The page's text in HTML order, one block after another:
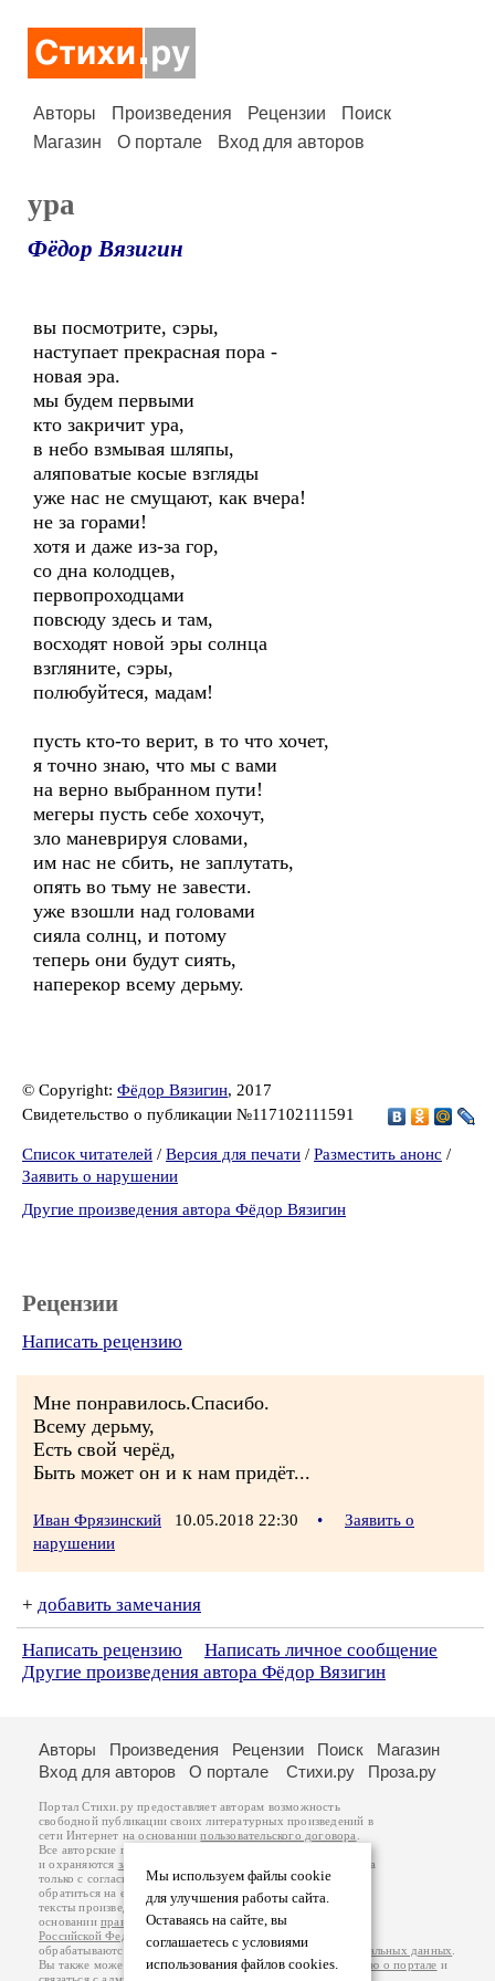
Авторы Произведения Рецензии
Поиск
Магазин
О портале Вход для авторов
ура
Фёдор Вязигин
вы посмотрите, сэры,
наступает прекрасная пора -
новая эра.
мы будем первыми
кто закричит ура,
в небо взмывая шляпы,
аляповатые косые взгляды
уже нас не смущают, как вчера!
не за горами!
хотя и даже из-за гор,
со дна колодцев,
первопроходцами
повсюду здесь и там,
восходят новой эры солнца
взгляните, сэры,
полюбуйтеся, мадам!
пусть кто-то верит, в то что хочет,
я точно знаю, что мы с вами
на верно выбранном пути!
мегеры пусть себе хохочут,
зло маневрируя словами,
им нас не сбить, не заплутать,
опять во тьму не завести.
уже взошли над головами
сияла солнц, и потому
теперь они будут сиять,
наперекор всему дерьму.
© Copyright: Фёдор Вязигин, 2017
Свидетельство о публикации №117102111591
Список читателей / Версия для печати / Разместить анонс /
Заявить о нарушении
Другие произведения автора Фёдор Вязигин
Рецензии
Написать рецензию
Мне понравилось.Спасибо.
Всему дерьму,
Есть свой черёд,
Быть может он и к нам придёт...
Иван Фрязинский 10.05.2018 22:30 •
Заявить о
нарушении
+ добавить замечания
Написать рецензию
Написать личное сообщение
Другие произведения автора Фёдор Вязигин
Мы используем файлы cookie
для улучшения работы сайта.
Оставаясь на сайте, вы
соглашаетесь с условиями
использования файлов cookies.
Авторы Произведения Рецензии Поиск
Магазин
Вход для авторов
О портале Стихи.ру Проза.ру
Портал Стихи.ру предоставляет авторам возможность
свободной публикации своих литературных произведений в
сети Интернет на основаниипользовательского договора
Все авторские права на произведения принадлежат авторам
и охраняются законом
. Перепечатка произведений возможна
только с согласия его автора, к которому вы можете
обратиться на его авторской странице. Ответственность за
тексты произведений авторы несут самостоятельно на
основанииправил публикацииизаконодательства
Российской Федерации
обрабатываются на основанииПолитики обработки персональных данных
Вы также можете посмотреть более подробнуюинформацию о портале и